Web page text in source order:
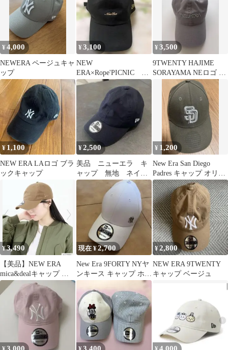
¥4,000
NEWERA ページュキャ
ップ
¥3,100
NEW
ERA×Rope'PICNIC キ
ャップ 黒
¥3,500
9TWENTY HAJIME
SORAYAMA NEロゴ メ
タリック グレー
¥ 1,100
NEW ERA LAロゴ ブラ
ックキャップ
¥2,500
美品 ニューエラ キ
ャップ 無地 ネイビ
ー NEW ERA
¥ 1,200
New Era San Diego
Padres キャップ オリー
ブ
¥3,490
【美品】NEW ERA
mica&dealキャップ ブ
ラウン
現在 ¥2,700
New Era 9FORTY NYヤ
ンキース キャップ ホワ
¥2,800
NEW ERA 9TWENTY
キャップ ベージュ